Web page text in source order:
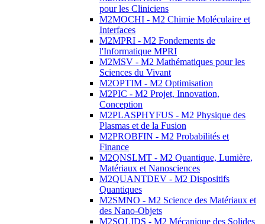
pour les Cliniciens
M2MOCHI - M2 Chimie Moléculaire et
Interfaces
M2MPRI - M2 Fondements de
l'Informatique MPRI
M2MSV - M2 Mathématiques pour les
Sciences du Vivant
M2OPTIM - M2 Optimisation
M2PIC - M2 Projet, Innovation,
Conception
M2PLASPHYFUS - M2 Physique des
Plasmas et de la Fusion
M2PROBFIN - M2 Probabilités et
Finance
M2QNSLMT - M2 Quantique, Lumière,
Matériaux et Nanosciences
M2QUANTDEV - M2 Dispositifs
Quantiques
M2SMNO - M2 Science des Matériaux et
des Nano-Objets
M2SOLIDS - M2 Mécanique des Solides